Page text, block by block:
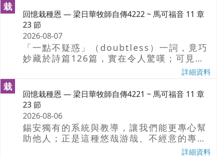
栽
回憶栽種恩 — 梁日華牧師自傳4222 ~ 馬可福音 11 章
23 節
2026-08-07
「一點不疑惑」（doubtless）一詞，竟巧
妙藏於詩篇126篇，實在令人驚嘆；可見，
神正等待我們用「一點不疑惑」的信心全然
詳細資料
栽
回憶栽種恩 — 梁日華牧師自傳4221 ~ 馬可福音 11 章
23 節
2026-08-06
錫安獨有的系統與教導，讓我們能更專心幫
助他人；正是這種悠哉游哉、不經意的專
詳細資料